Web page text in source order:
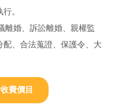
。
離婚、訴訟離婚、親權監
、合法蒐證、保護令、大
費價目